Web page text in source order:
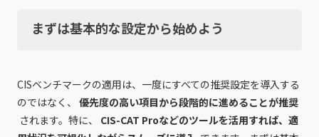
まずは基本的な設定から始めよう
CISベンチマークの適用は、一度にすべての推奨設定を導入する
のではなく、 優先度の高い項目から段階的に進めることが推奨
されます。特に、
CIS-CAT Proなどのツールを活用すれば、適